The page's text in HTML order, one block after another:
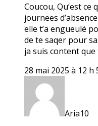
Coucou, Qu’est ce
journees d’absence
elle t’a engueulé
de te saqer pour sa
ja suis content que
28 mai 2025 à 12 h
Aria10